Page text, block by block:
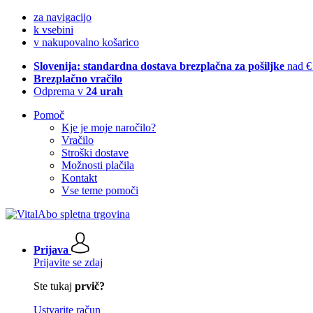
za navigacijo
k vsebini
v nakupovalno košarico
Slovenija: standardna dostava brezplačna za pošiljke nad
Brezplačno vračilo
Odprema v 24 urah
Pomoč
Kje je moje naročilo?
Vračilo
Stroški dostave
Možnosti plačila
Kontakt
Vse teme pomoči
Prijava
Prijavite se zdaj
Ste tukaj prvič?
Ustvarite račun